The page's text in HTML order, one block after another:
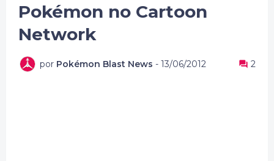
Pokémon no Cartoon
Network
por Pokémon Blast News - 13/06/2012 2